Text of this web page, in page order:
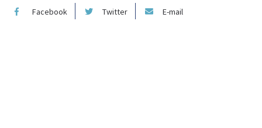
Facebook Twitter E-mail